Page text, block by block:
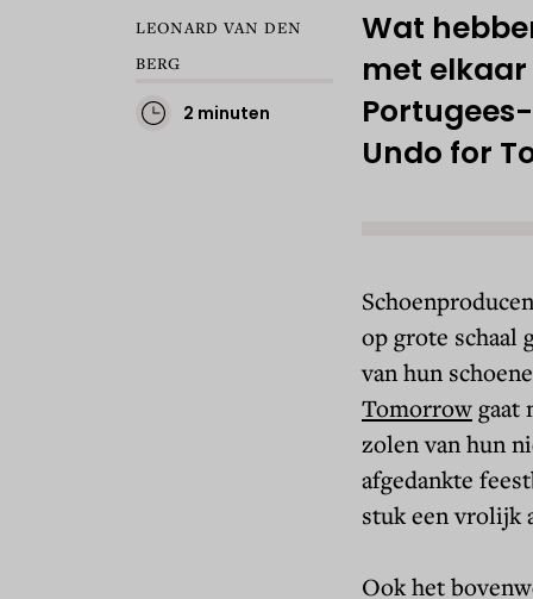
LEONARD VAN DEN
BERG
2 minuten
Wat
met
Undo for
op grote schaal
van hun
Tomorrowgaat
zolen van hun
afgedankte
stuk een vrolijk
Ook het